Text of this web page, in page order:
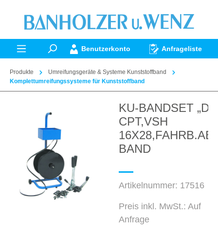
springen
Benutzerkonto Anfrageliste
Produkte
Umreifungsgeräte & Systeme Kunststoffband
Komplettumreifungssysteme für Kunststoffband
KU-BANDSET
CPT,VSH
BAND
Artikelnummer: 17516
Preis inkl. MwSt.: Auf
Anfrage